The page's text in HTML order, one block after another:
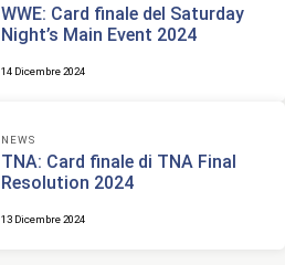
WWE: Card finale del Saturday
Night’s Main Event 2024
14 Dicembre 2024
NEWS
TNA: Card finale di TNA Final
Resolution 2024
13 Dicembre 2024